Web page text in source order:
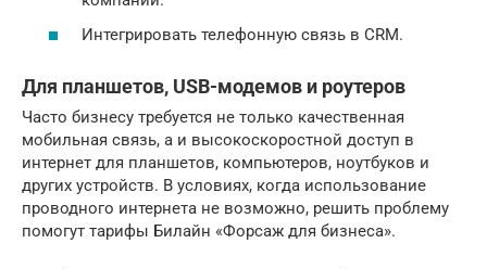
Интегрировать телефонную связь в CRM.
Для планшетов, USB-модемов и роутеров
Часто бизнесу требуется не только качественная
мобильная связь, а и высокоскоростной доступ в
интернет для планшетов, компьютеров, ноутбуков и
других устройств. В условиях, когда использование
проводного интернета не возможно, решить проблему
помогут тарифы Билайн «Форсаж для бизнеса».